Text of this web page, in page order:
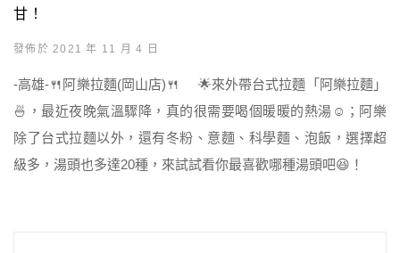
甘！
發佈於 2021 年 11 月 4 日
-高雄-🍴阿樂拉麵(岡山店)🍴 🌟來外帶台式拉麵「阿樂拉麵」
🍜，最近夜晚氣溫驟降，真的很需要喝個暖暖的熱湯☺️；阿樂
除了台式拉麵以外，還有冬粉、意麵、科學麵、泡飯，選擇超
級多，湯頭也多達20種，來試試看你最喜歡哪種湯頭吧😆！